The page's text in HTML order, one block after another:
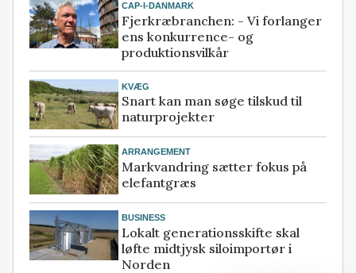
CAP-I-DANMARK
Fjerkræbranchen: - Vi forlanger
ens konkurrence- og
produktionsvilkår
KVÆG
Snart kan man søge tilskud til
naturprojekter
ARRANGEMENT
Markvandring sætter fokus på
elefantgræs
BUSINESS
Lokalt generationsskifte skal
løfte midtjysk siloimportør i
Norden